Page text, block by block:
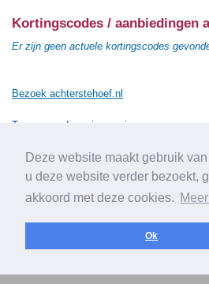
Deze website maakt gebruik
u deze website verder bezoekt,
akkoord met deze cookies.
Ok
Kortingscodes / aanbiedingen
Er zijn geen actuele kortingscodes
Bezoek achterstehoef.nl
Terug naar de vorige pagina
© 2010-2026 Cashbacksvergelijken.nl -
Over Cashbacksvergelijken.nl | Privacy
Adverteren | Contact